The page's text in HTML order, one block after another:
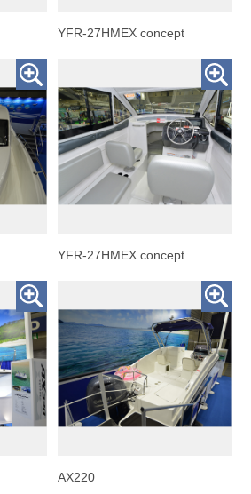
YFR-27HMEX concept
YFR-27HMEX concept
AX220